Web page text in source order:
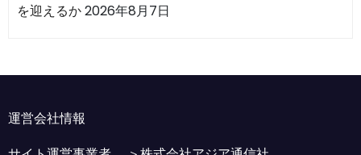
を迎えるか2026年8月7日
運営会社情報